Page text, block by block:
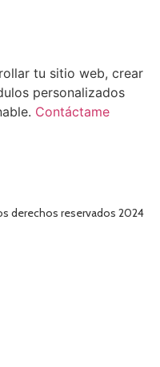
tu sitio web, crear
personalizados
Contáctame
derechos reservados 2024